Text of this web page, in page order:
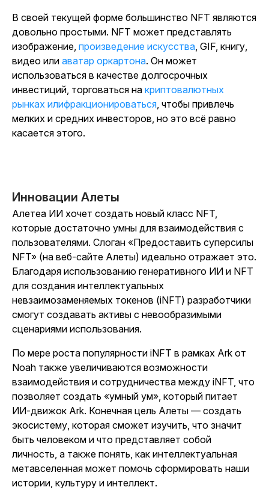
В своей текущей форме большинство NFT являются
довольно простыми. NFT может представлять
изображение, произведение искусства, GIF, книгу,
видео или аватар оркартона. Он может
использоваться в качестве долгосрочных
инвестиций, торговаться на криптовалютных
рынках илифракционироваться, чтобы привлечь
мелких и средних инвесторов, но это всё равно
касается этого.
Инновации Алеты
Алетеа ИИ хочет создать новый класс NFT,
которые достаточно умны для взаимодействия с
пользователями. Слоган «Предоставить суперсилы
NFT» (на веб-сайте Алеты) идеально отражает это.
Благодаря использованию генеративного ИИ и NFT
для создания интеллектуальных
невзаимозаменяемых токенов (iNFT) разработчики
смогут создавать активы с невообразимыми
сценариями использования.
По мере роста популярности iNFT в рамках Ark от
Noah также увеличиваются возможности
взаимодействия и сотрудничества между iNFT, что
позволяет создать «умный ум», который питает
ИИ-движок Ark. Конечная цель Алеты — создать
экосистему, которая сможет изучить, что значит
быть человеком и что представляет собой
личность, а также понять, как интеллектуальная
метавселенная может помочь сформировать наши
истории, культуру и интеллект.